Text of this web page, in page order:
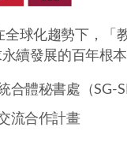
全球化趨勢下，「
續發展的百年根
的重要關鍵。 多
合體秘書處（SG-
流合作計畫